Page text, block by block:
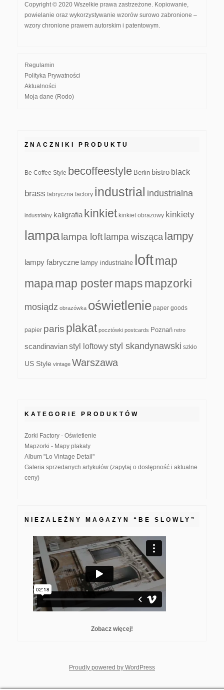
Copyright © 2020 Wszelkie prawa zastrzeżone. Kopiowanie,
powielanie oraz wykorzystywanie wzorów surowo zabronione –
wzory chronione prawem autorskim i patentowym.
Regulamin
Polityka Prywatności
Aktualności
Moja dane (Rodo)
ZNACZNIKI PRODUKTU
Be Coffee Style becoffeestyle Berlin bistro black
brass fabryczna factory industrial industrialna
industrialny kaligrafia kinkiet kinkiet obrazowy kinkiety
lampa lampa loft lampa wisząca lampy
lampy fabryczne lampy industrialne loftmap
mapamap postermapsmapzorki
mosiądz obrazówka oświetlenie paper goods
papier paris plakat pocztówki postcards Poznań retro
scandinavianstyl loftowystyl skandynawski szkło
US Style vintage Warszawa
KATEGORIE PRODUKTÓW
Zorki Factory - Oświetlenie
Mapzorki - Mapy plakaty
Album "Lo Vintage Detail"
Galeria sprzedanych artykułów (zapytaj o dostępność i aktualne
ceny)
NIEZALEŻNY MAGAZYN “BE SLOWLY”
Zobacz więcej!
Proudly powered by WordPresswhois: Nuno Sarmento